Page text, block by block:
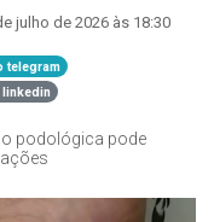
julho de 2026 às 18:30
telegram
podológica pode